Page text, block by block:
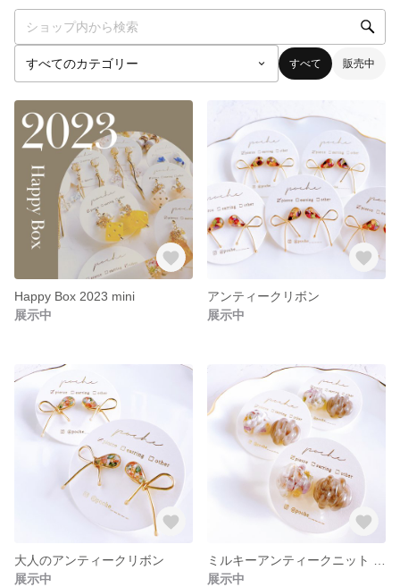
すべて 販売中
Happy Box 2023 mini
展示中
アンティークリボン
展示中
大人のアンティークリボン
展示中
展示中